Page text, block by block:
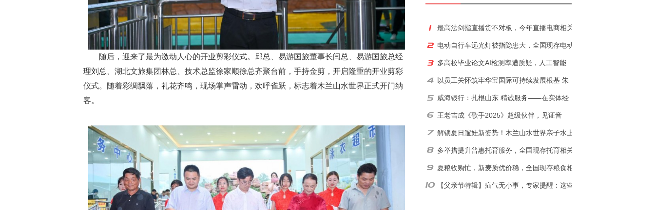
随后，迎来了最为激动人心的开业剪彩仪式。邱总、易游国旅董事长闫总、易游国旅总经
理刘总、湖北文旅集团林总、技术总监徐家顺徐总齐聚台前，手持金剪，开启隆重的开业剪彩
仪式。随着彩绸飘落，礼花齐鸣，现场掌声雷动，欢呼雀跃，标志着木兰山水世界正式开门纳
客。
最高法剑指直播货不对板，今年直播电商相关
电动自行车远光灯被指隐患大，全国现存电动
多高校毕业论文AI检测率遭质疑，人工智能
以员工关怀筑牢华宝国际可持续发展根基 朱
威海银行：扎根山东 精诚服务——在实体经
王老吉成《歌手2025》超级伙伴，见证音
解锁夏日遛娃新姿势！木兰山水世界亲子水上
多举措提升普惠托育服务，全国现存托育相关
夏粮收购忙，新麦质优价稳，全国现存粮食相
【父亲节特辑】疝气无小事，专家提醒：这些